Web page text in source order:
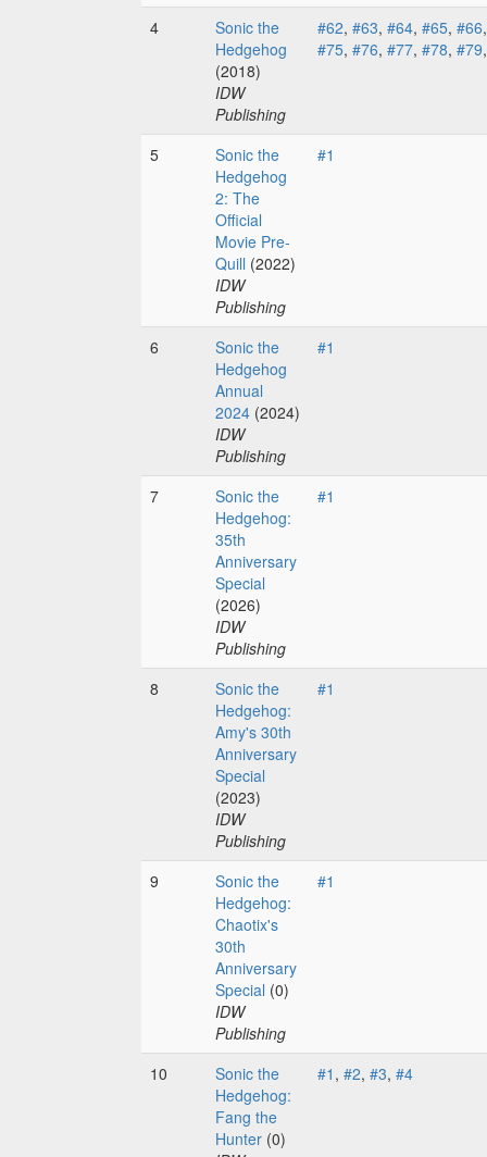
4
Sonic the
Hedgehog
(2018)
IDW
Publishing
#62, #63, #64, #65, #66
#75, #76, #77, #78, #79
5
Sonic the
Hedgehog
2: The
Official
Movie Pre-
Quill (2022)
IDW
Publishing
#1
6
Sonic the
Hedgehog
Annual
2024 (2024)
IDW
Publishing
#1
7
Sonic the
Hedgehog:
35th
Anniversary
Special
(2026)
IDW
Publishing
#1
8
Sonic the
Hedgehog:
Amy's 30th
Anniversary
Special
(2023)
IDW
Publishing
#1
9
Sonic the
Hedgehog:
Chaotix's
30th
Anniversary
Special (0)
IDW
Publishing
#1
10
Sonic the
Hedgehog:
Fang the
Hunter (0)
#1 , #2, #3, #4